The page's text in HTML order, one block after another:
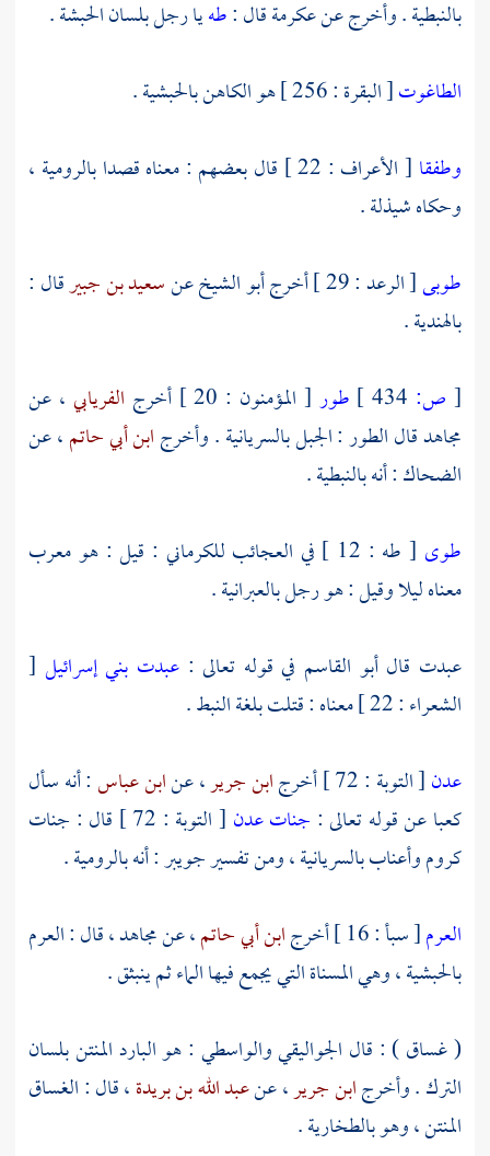
بالنبطية . وأخرج عنعكرمةقال :طهيا رجل بلسانالحبشة.
الطاغوت[ البقرة : 256 ] هو الكاهن بالحبشية .
وطفقا
[ الأعراف : 22 ] قال بعضهم : معناه قصدا بالرومية ،
وحكاهشيذلة.
طوبى[ الرعد : 29 ] أخرج أبو الشيخعنسعيد بن جبيرقال :
بالهندية .
[ ص: طور [ المؤمنون : 20 ] أخرج الفريابي ، عن
مجاهدقال الطور : الجبل بالسريانية . وأخرجابن أبي حاتم، عن
الضحاك: أنه بالنبطية .
طوى [ طه : 12 ] في العجائب للكرماني : قيل : هو معرب
معناه ليلا وقيل : هو رجل بالعبرانية .
عبدت قالأبو القاسم في قوله تعالى : عبدت بني إسرائيل [
الشعراء : 22 ] معناه : قتلت بلغة النبط .
عدن[ التوبة : 72 ] أخرج ابن جرير، عنابن عباس: أنه سأل
كعباعن قوله تعالى : جنات عدن
[ التوبة : 72 ] قال : جنات
كروم وأعناب بالسريانية ، ومن تفسيرجويبر: أنه بالرومية .
العرم[ سبأ : 16 ] أخرج ابن أبي حاتم، عنمجاهد، قال : العرم
بالحبشية ، وهي المسناة التي يجمع فيها الماء ثم ينبثق .
( غساق ) : قال الجواليقيوالواسطي : هو البارد المنتن بلسان
الترك . وأخرجابن جرير، عنعبد الله بن بريدة، قال : الغساق
المنتن ، وهو بالطخارية .